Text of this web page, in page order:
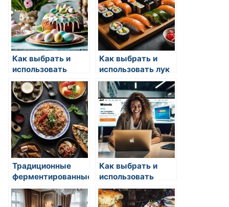
Как выбрать и
использовать
овощи в кулинарии
Как выбрать и
использовать лук
в кулинарии
Традиционные
ферментированные
продукты в
восточной кухне
Как выбрать и
использовать
фасоль в
кулинарии